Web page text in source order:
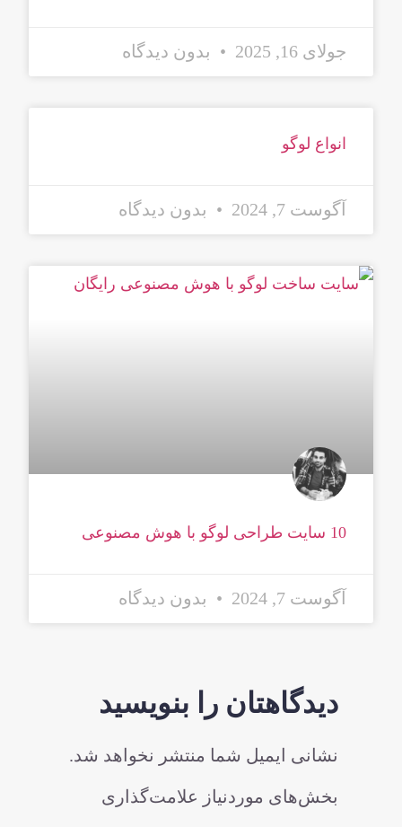
جولای 16, 2025 بدون دیدگاه
انواع لوگو
آگوست 7, 2024 بدون دیدگاه
10 سایت طراحی لوگو با هوش مصنوعی
آگوست 7, 2024 بدون دیدگاه
دیدگاهتان را بنویسید
نشانی ایمیل شما منتشر نخواهد شد.
بخش‌های موردنیاز علامت‌گذاری